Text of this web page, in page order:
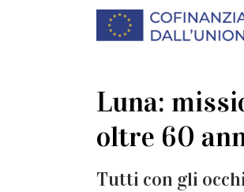
Luna:
oltre 60
Tutti con gli